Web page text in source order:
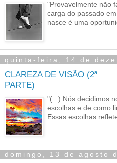
"Provavelmente não
carga do passado
nasce é uma
quinta-feira, 14 de
CLAREZA DE VISÃO (2ª
PARTE)
"(...) Nós decidimos
escolhas e de como
Essas escolhas
domingo, 13 de agosto